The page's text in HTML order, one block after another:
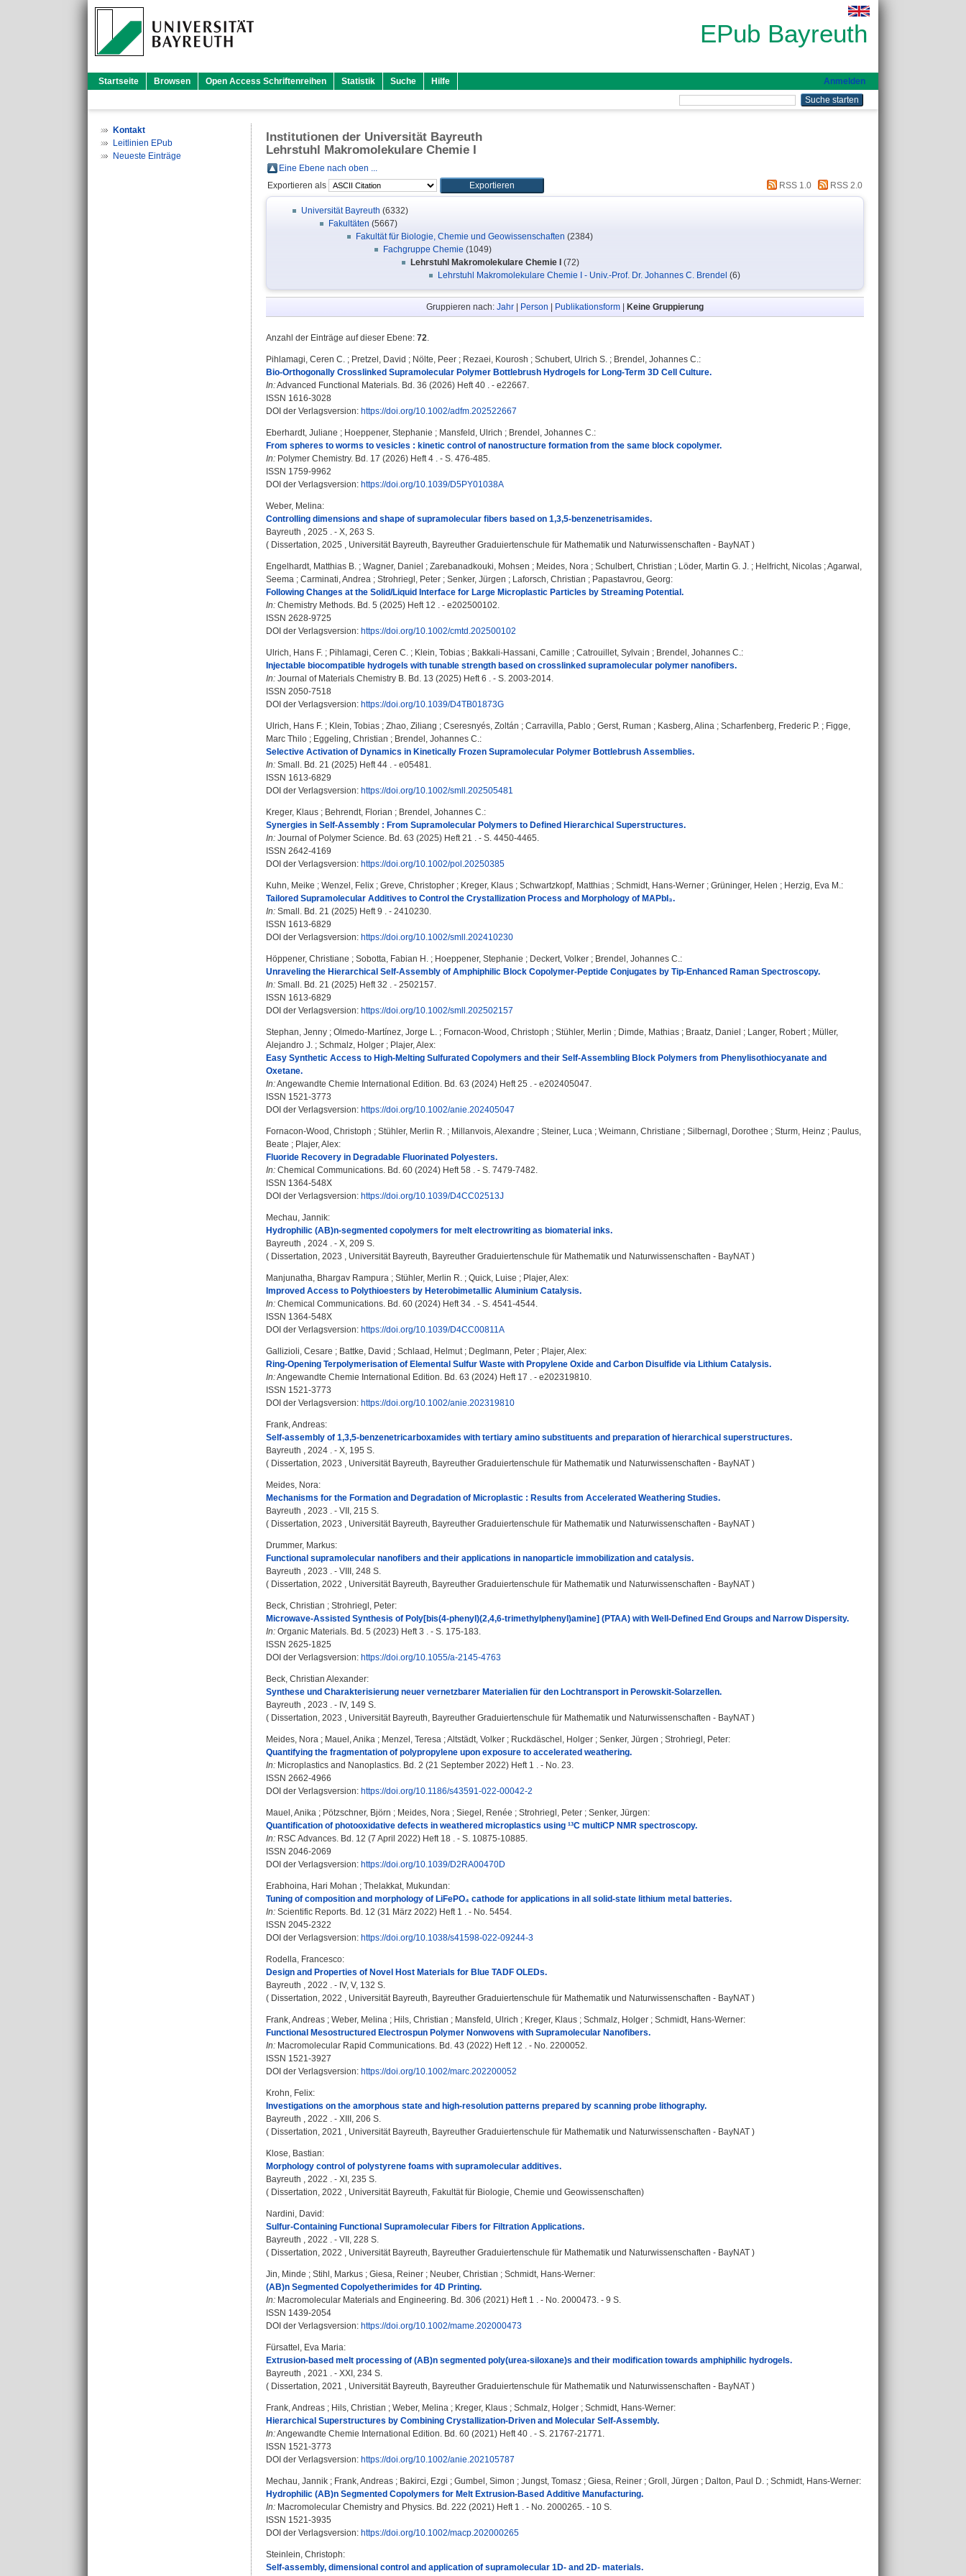
EPub Bayreuth
Startseite Browsen Open Access Schriftenreihen Statistik Suche Hilfe Anmelden
Kontakt
Leitlinien EPub
Neueste Einträge
Institutionen der Universität Bayreuth
Lehrstuhl Makromolekulare Chemie I
Eine Ebene nach oben ...
Exportieren als
RSS 1.0 RSS 2.0
Universität Bayreuth (6332)
Fakultäten (5667)
Fakultät für Biologie, Chemie und Geowissenschaften (2384)
Fachgruppe Chemie (1049)
Lehrstuhl Makromolekulare Chemie I
(72)
Lehrstuhl Makromolekulare Chemie I - Univ.-Prof. Dr. Johannes C. Brendel (6)
Gruppieren nach: Jahr Person Publikationsform Keine Gruppierung
Anzahl der Einträge auf dieser Ebene: 72.
Pihlamagi, Ceren C. ; Pretzel, David ; Nölte, Peer ; Rezaei, Kourosh ; Schubert, Ulrich S. ; Brendel, Johannes C.:
Bio-Orthogonally Crosslinked Supramolecular Polymer Bottlebrush Hydrogels for Long-Term 3D Cell Culture.
In:Advanced Functional Materials. Bd. 36 (2026) Heft 40 . - e22667.
ISSN 1616-3028
DOI der Verlagsversion: https://doi.org/10.1002/adfm.202522667
Eberhardt, Juliane ; Hoeppener, Stephanie ; Mansfeld, Ulrich ; Brendel, Johannes C.:
From spheres to worms to vesicles : kinetic control of nanostructure formation from the same block copolymer.
In: Polymer Chemistry. Bd. 17 (2026) Heft 4 . - S. 476-485.
ISSN 1759-9962
DOI der Verlagsversion: https://doi.org/10.1039/D5PY01038A
Weber, Melina:
Controlling dimensions and shape of supramolecular fibers based on 1,3,5-benzenetrisamides.
Bayreuth , 2025 . - X, 263 S.
( Dissertation, 2025 , Universität Bayreuth, Bayreuther Graduiertenschule für Mathematik und Naturwissenschaften - BayNAT )
Engelhardt, Matthias B. ; Wagner, Daniel ; Zarebanadkouki, Mohsen ; Meides, Nora ; Schulbert, Christian ; Löder, Martin G. J. ; Helfricht, Nicolas ;Agarwal,
Seema ; Carminati, Andrea ; Strohriegl, Peter ; Senker, Jürgen ; Laforsch, Christian ; Papastavrou, Georg:
Following Changes at the Solid/Liquid Interface for Large Microplastic Particles by Streaming Potential.
In: Chemistry Methods. Bd. 5 (2025) Heft 12 . - e202500102.
ISSN 2628-9725
DOI der Verlagsversion: https://doi.org/10.1002/cmtd.202500102
Ulrich, Hans F. ; Pihlamagi, Ceren C. ; Klein, Tobias ; Bakkali-Hassani, Camille ; Catrouillet, Sylvain ; Brendel, Johannes C.:
Injectable biocompatible hydrogels with tunable strength based on crosslinked supramolecular polymer nanofibers.
In: Journal of Materials Chemistry B. Bd. 13 (2025) Heft 6 . - S. 2003-2014.
ISSN 2050-7518
DOI der Verlagsversion: https://doi.org/10.1039/D4TB01873G
Ulrich, Hans F. ; Klein, Tobias ; Zhao, Ziliang ; Cseresnyés, Zoltán ; Carravilla, Pablo ; Gerst, Ruman ; Kasberg, Alina ; Scharfenberg, Frederic P. ; Figge,
Marc Thilo ; Eggeling, Christian ; Brendel, Johannes C.:
Selective Activation of Dynamics in Kinetically Frozen Supramolecular Polymer Bottlebrush Assemblies.
In: Small. Bd. 21 (2025) Heft 44 . - e05481.
ISSN 1613-6829
DOI der Verlagsversion: https://doi.org/10.1002/smll.202505481
Kreger, Klaus ; Behrendt, Florian ; Brendel, Johannes C.:
Synergies in Self-Assembly : From Supramolecular Polymers to Defined Hierarchical Superstructures.
In: Journal of Polymer Science. Bd. 63 (2025) Heft 21 . - S. 4450-4465.
ISSN 2642-4169
DOI der Verlagsversion: https://doi.org/10.1002/pol.20250385
Kuhn, Meike ; Wenzel, Felix ; Greve, Christopher ; Kreger, Klaus ; Schwartzkopf, Matthias ; Schmidt, Hans-Werner ; Grüninger, Helen ; Herzig, Eva M.:
Tailored Supramolecular Additives to Control the Crystallization Process and Morphology of MAPbI₃.
In: Small. Bd. 21 (2025) Heft 9 . - 2410230.
ISSN 1613-6829
DOI der Verlagsversion: https://doi.org/10.1002/smll.202410230
Höppener, Christiane ; Sobotta, Fabian H. ; Hoeppener, Stephanie ; Deckert, Volker ; Brendel, Johannes C.:
Unraveling the Hierarchical Self-Assembly of Amphiphilic Block Copolymer-Peptide Conjugates by Tip-Enhanced Raman Spectroscopy.
In: Small. Bd. 21 (2025) Heft 32 . - 2502157.
ISSN 1613-6829
DOI der Verlagsversion: https://doi.org/10.1002/smll.202502157
Stephan, Jenny ; Olmedo-Martínez, Jorge L. ; Fornacon-Wood, Christoph ; Stühler, Merlin ; Dimde, Mathias ; Braatz, Daniel ; Langer, Robert; Müller,
Alejandro J. ; Schmalz, Holger ; Plajer, Alex:
Easy Synthetic Access to High‐Melting Sulfurated Copolymers and their Self‐Assembling Block Polymers from Phenylisothiocyanate and
Oxetane.
In:Angewandte Chemie International Edition. Bd. 63 (2024) Heft 25 . - e202405047.
ISSN 1521-3773
DOI der Verlagsversion: https://doi.org/10.1002/anie.202405047
Fornacon-Wood, Christoph ; Stühler, Merlin R. ; Millanvois, Alexandre ; Steiner, Luca ; Weimann, Christiane ; Silbernagl, Dorothee ; Sturm, Heinz ; Paulus,
Beate ; Plajer, Alex:
Fluoride Recovery in Degradable Fluorinated Polyesters.
In: Chemical Communications. Bd. 60 (2024) Heft 58 . - S. 7479-7482.
ISSN 1364-548X
DOI der Verlagsversion: https://doi.org/10.1039/D4CC02513J
Mechau, Jannik:
Hydrophilic (AB)n-segmented copolymers for melt electrowriting as biomaterial inks.
Bayreuth , 2024 . - X, 209 S.
( Dissertation, 2023 , Universität Bayreuth, Bayreuther Graduiertenschule für Mathematik und Naturwissenschaften - BayNAT )
Manjunatha, Bhargav Rampura ; Stühler, Merlin R. ; Quick, Luise ; Plajer, Alex:
Improved Access to Polythioesters by Heterobimetallic Aluminium Catalysis.
In: Chemical Communications. Bd. 60 (2024) Heft 34 . - S. 4541-4544.
ISSN 1364-548X
DOI der Verlagsversion: https://doi.org/10.1039/D4CC00811A
Gallizioli, Cesare ; Battke, David ; Schlaad, Helmut; Deglmann, Peter ; Plajer, Alex:
Ring‐Opening Terpolymerisation of Elemental Sulfur Waste with Propylene Oxide and Carbon Disulfide via Lithium Catalysis.
In:Angewandte Chemie International Edition. Bd. 63 (2024) Heft 17 . - e202319810.
ISSN 1521-3773
DOI der Verlagsversion: https://doi.org/10.1002/anie.202319810
Frank, Andreas:
Self-assembly of 1,3,5-benzenetricarboxamides with tertiary amino substituents and preparation of hierarchical superstructures.
Bayreuth , 2024 . - X, 195 S.
( Dissertation, 2023 , Universität Bayreuth, Bayreuther Graduiertenschule für Mathematik und Naturwissenschaften - BayNAT )
Meides, Nora:
Mechanisms for the Formation and Degradation of Microplastic : Results from Accelerated Weathering Studies.
Bayreuth , 2023 . - VII, 215 S.
( Dissertation, 2023 , Universität Bayreuth, Bayreuther Graduiertenschule für Mathematik und Naturwissenschaften - BayNAT )
Drummer, Markus:
Functional supramolecular nanofibers and their applications in nanoparticle immobilization and catalysis.
Bayreuth , 2023 . - VIII, 248 S.
( Dissertation, 2022 , Universität Bayreuth, Bayreuther Graduiertenschule für Mathematik und Naturwissenschaften - BayNAT )
Beck, Christian ; Strohriegl, Peter:
Microwave-Assisted Synthesis of Poly[bis(4-phenyl)(2,4,6-trimethylphenyl)amine] (PTAA) with Well-Defined End Groups and Narrow Dispersity.
In: Organic Materials. Bd. 5 (2023) Heft 3 . - S. 175-183.
ISSN 2625-1825
DOI der Verlagsversion: https://doi.org/10.1055/a-2145-4763
Beck, Christian Alexander:
Synthese und Charakterisierung neuer vernetzbarer Materialien für den Lochtransport in Perowskit-Solarzellen.
Bayreuth , 2023 . - IV, 149 S.
( Dissertation, 2023 , Universität Bayreuth, Bayreuther Graduiertenschule für Mathematik und Naturwissenschaften - BayNAT )
Meides, Nora ; Mauel, Anika ; Menzel, Teresa ;Altstädt, Volker ; Ruckdäschel, Holger ; Senker, Jürgen ; Strohriegl, Peter:
Quantifying the fragmentation of polypropylene upon exposure to accelerated weathering.
In: Microplastics and Nanoplastics. Bd. 2 (21 September 2022) Heft 1 . - No. 23.
ISSN 2662-4966
DOI der Verlagsversion: https://doi.org/10.1186/s43591-022-00042-2
Mauel, Anika ; Pötzschner, Björn ; Meides, Nora ; Siegel, Renée ; Strohriegl, Peter ; Senker, Jürgen:
Quantification of photooxidative defects in weathered microplastics using ¹³C multiCP NMR spectroscopy.
In: RSC Advances. Bd. 12 (7 April 2022) Heft 18 . - S. 10875-10885.
ISSN 2046-2069
DOI der Verlagsversion: https://doi.org/10.1039/D2RA00470D
Erabhoina, Hari Mohan ; Thelakkat, Mukundan:
Tuning of composition and morphology of ­LiFePO₄ cathode for applications in all solid‑state lithium metal batteries.
In: Scientific Reports. Bd. 12 (31 März 2022) Heft 1 . - No. 5454.
ISSN 2045-2322
DOI der Verlagsversion: https://doi.org/10.1038/s41598-022-09244-3
Rodella, Francesco:
Design and Properties of Novel Host Materials for Blue TADF OLEDs.
Bayreuth , 2022 . - IV, V, 132 S.
( Dissertation, 2022 , Universität Bayreuth, Bayreuther Graduiertenschule für Mathematik und Naturwissenschaften - BayNAT )
Frank, Andreas ; Weber, Melina ; Hils, Christian ; Mansfeld, Ulrich ; Kreger, Klaus ; Schmalz, Holger ; Schmidt, Hans-Werner:
Functional Mesostructured Electrospun Polymer Nonwovens with Supramolecular Nanofibers.
In: Macromolecular Rapid Communications. Bd. 43 (2022) Heft 12 . - No. 2200052.
ISSN 1521-3927
DOI der Verlagsversion: https://doi.org/10.1002/marc.202200052
Krohn, Felix:
Investigations on the amorphous state and high-resolution patterns prepared by scanning probe lithography.
Bayreuth , 2022 . - XIII, 206 S.
( Dissertation, 2021 , Universität Bayreuth, Bayreuther Graduiertenschule für Mathematik und Naturwissenschaften - BayNAT )
Klose, Bastian:
Morphology control of polystyrene foams with supramolecular additives.
Bayreuth , 2022 . - XI, 235 S.
( Dissertation, 2022 , Universität Bayreuth, Fakultät für Biologie, Chemie und Geowissenschaften)
Nardini, David :
Sulfur-Containing Functional Supramolecular Fibers for Filtration Applications.
Bayreuth , 2022 . - VII, 228 S.
( Dissertation, 2022 , Universität Bayreuth, Bayreuther Graduiertenschule für Mathematik und Naturwissenschaften - BayNAT )
Jin, Minde ; Stihl, Markus ; Giesa, Reiner ; Neuber, Christian ; Schmidt, Hans-Werner:
(AB)n Segmented Copolyetherimides for 4D Printing.
In: Macromolecular Materials and Engineering. Bd. 306 (2021) Heft 1 . - No. 2000473. - 9 S.
ISSN 1439-2054
DOI der Verlagsversion: https://doi.org/10.1002/mame.202000473
Fürsattel, Eva Maria:
Extrusion-based melt processing of (AB)n segmented poly(urea-siloxane)s and their modification towards amphiphilic hydrogels.
Bayreuth , 2021 . - XXI, 234 S.
( Dissertation, 2021 , Universität Bayreuth, Bayreuther Graduiertenschule für Mathematik und Naturwissenschaften - BayNAT )
Frank, Andreas ; Hils, Christian ; Weber, Melina ; Kreger, Klaus ; Schmalz, Holger ; Schmidt, Hans-Werner:
Hierarchical Superstructures by Combining Crystallization-Driven and Molecular Self-Assembly.
In:Angewandte Chemie International Edition. Bd. 60 (2021) Heft 40 . - S. 21767-21771.
ISSN 1521-3773
DOI der Verlagsversion: https://doi.org/10.1002/anie.202105787
Mechau, Jannik ; Frank, Andreas ; Bakirci, Ezgi ; Gumbel, Simon ; Jungst, Tomasz ; Giesa, Reiner ; Groll, Jürgen ; Dalton, Paul D. ; Schmidt, Hans-Werner:
Hydrophilic (AB)n Segmented Copolymers for Melt Extrusion-Based Additive Manufacturing.
In: Macromolecular Chemistry and Physics. Bd. 222 (2021) Heft 1 . - No. 2000265. - 10 S.
ISSN 1521-3935
DOI der Verlagsversion: https://doi.org/10.1002/macp.202000265
Steinlein, Christoph:
Self-assembly, dimensional control and application of supramolecular 1D- and 2D- materials.